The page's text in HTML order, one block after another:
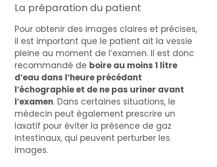
La préparation du patient
Pour obtenir des images claires et précises,
il est important que le patient ait la vessie
pleine au moment de l’examen. Il est donc
recommandé de boire au moins 1 litre
d’eau dans l’heure précédant
l’échographie et de ne pas uriner avant
l’examen. Dans certaines situations, le
médecin peut également prescrire un
laxatif pour éviter la présence de gaz
intestinaux, qui peuvent perturber les
images.